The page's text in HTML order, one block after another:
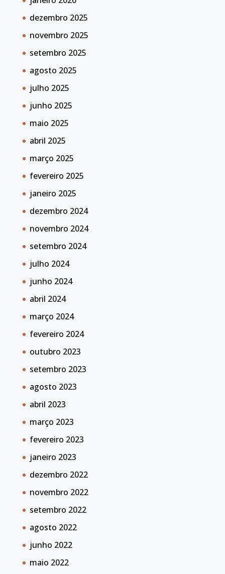
dezembro 2025
novembro 2025
setembro 2025
agosto 2025
julho 2025
junho 2025
maio 2025
abril 2025
março 2025
fevereiro 2025
janeiro 2025
dezembro 2024
novembro 2024
setembro 2024
julho 2024
junho 2024
abril 2024
março 2024
fevereiro 2024
outubro 2023
setembro 2023
agosto 2023
abril 2023
março 2023
fevereiro 2023
janeiro 2023
dezembro 2022
novembro 2022
setembro 2022
agosto 2022
junho 2022
maio 2022